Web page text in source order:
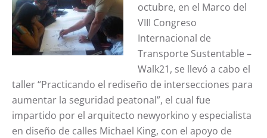
octubre, en el Marco del
VIII Congreso
Internacional de
Transporte Sustentable –
Walk21, se llevó a cabo el
taller “Practicando el rediseño de intersecciones para
aumentar la seguridad peatonal”, el cual fue
impartido por el arquitecto newyorkino y especialista
en diseño de calles Michael King, con el apoyo de